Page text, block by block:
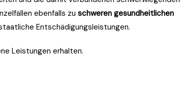
ebenfalls zu schweren gesundheitlichen
Entschädigungsleistungen.
Leistungen erhalten.